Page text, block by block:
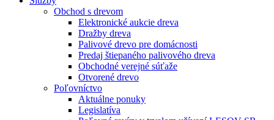
Obchod s drevom
Elektronické aukcie dreva
Dražby dreva
Palivové drevo pre domácnosti
Predaj štiepaného palivového dreva
Obchodné verejné súťaže
Otvorené drevo
Poľovníctvo
Aktuálne ponuky
Legislatíva